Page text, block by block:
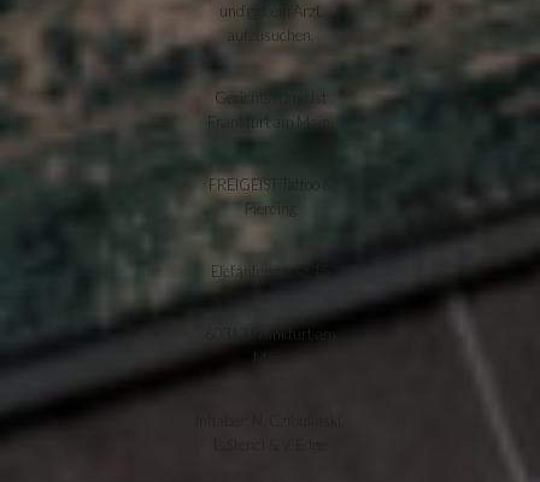
und ggf. ein Arzt
aufzusuchen.
Gerichtsstand ist
Frankfurt am Main.
FREIGEIST Tattoo &
Piercing
Elefantengasse 15
60313 Frankfurt am